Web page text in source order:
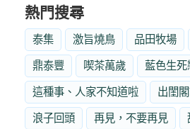
熱門搜尋
泰集 激旨燒鳥 品田牧場
鼎泰豐 喫茶萬歲 藍色生死
這種事、人家不知道啦 出閨
浪子回頭 再見，不要再見